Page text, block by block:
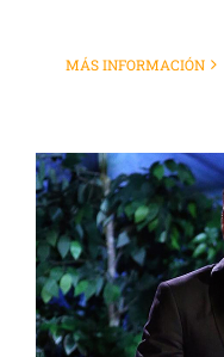
MÁS INFORMACIÓN